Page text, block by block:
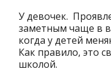
У девочек.
заметным чаще в
когда у детей
Как правило, это
школой.